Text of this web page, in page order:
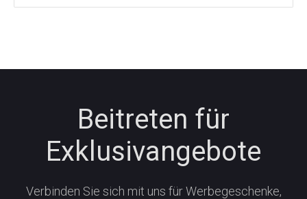
Beitreten für
Exklusivangebote
Verbinden Sie sich mit uns für Werbegeschenke,